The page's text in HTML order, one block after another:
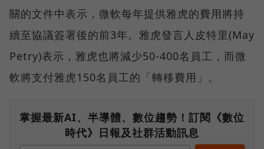
關的文件中表示，微軟每年提供雅虎的費用將持
續至協議簽署後的前3年。雅虎發言人皮特里(May
Petry)表示，雅虎也將減少50-400名員工，而微
軟將支付雅虎150名員工的「轉移費用」。
掌握最新AI、半導體、數位趨勢！訂閱《數位
時代》日報及社群活動訊息